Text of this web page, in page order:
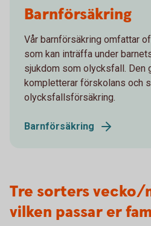
Barnförsäkring
Vår barnförsäkring omfattar
som kan inträffa under
sjukdom som olycksfall. Den
kompletterar förskolans och
olycksfallsförsäkring.
Barnförsäkring
Tre sorters vecko/
vilken passar er